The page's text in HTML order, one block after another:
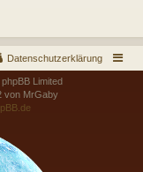
Datenschutzerklärung
Limited
von MrGaby